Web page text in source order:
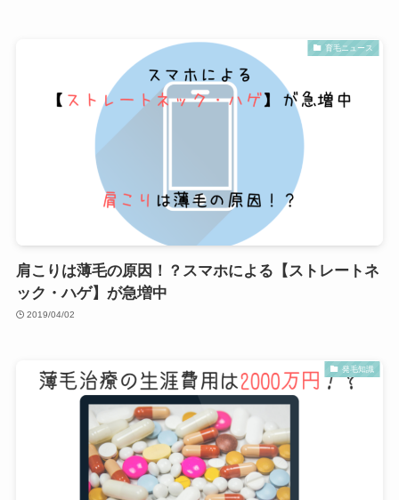
育毛ニュース
肩こりは薄毛の原因！？スマホによる【ストレートネ
ック・ハゲ】が急増中
2019/04/02
発毛知識